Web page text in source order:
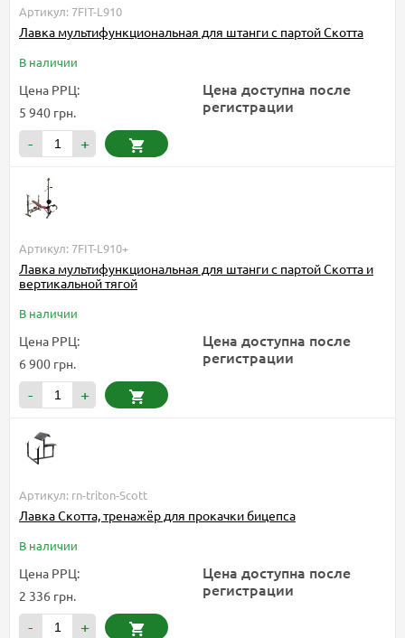
Артикул: 7FIT-L910
Лавка мультифункциональная для штанги с партой Скотта
В наличии
Цена РРЦ:
5 940 грн.
Цена доступна после
регистрации
- +
Артикул: 7FIT-L910+
Лавка мультифункциональная для штанги с партой Скотта и
вертикальной тягой
В наличии
Цена РРЦ:
6 900 грн.
Цена доступна после
регистрации
- +
Артикул: rn-triton-Scott
Лавка Скотта, тренажёр для прокачки бицепса
В наличии
Цена РРЦ:
2 336 грн.
Цена доступна после
регистрации
- +